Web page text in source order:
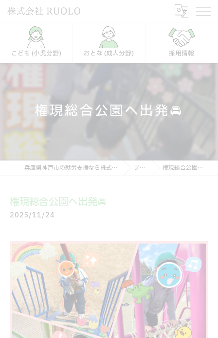
こども (小児分野) おとな (成人分野) 採用情報
権現総合公園へ出発🚘
兵庫県神戸市の就労支援なら株式会社RUOLO ブログ 権現総合公園へ出発🚘
権現総合公園へ出発🚘
2025/11/24